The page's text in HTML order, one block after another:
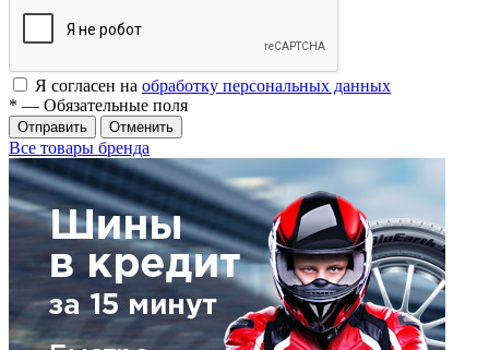
Я согласен на обработку персональных данных
* — Обязательные поля
Отменить
Все товары бренда